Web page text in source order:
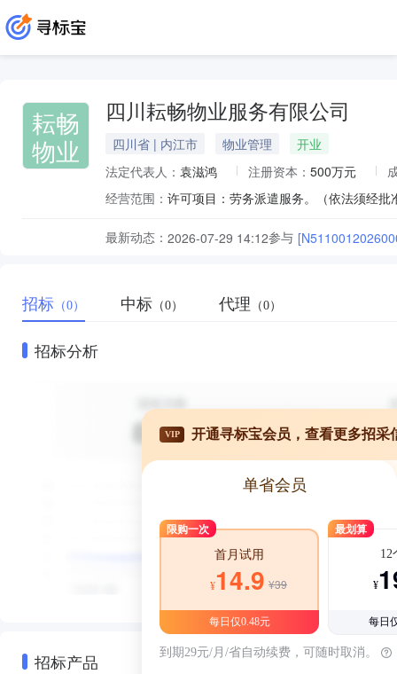
耘畅
物业
四川耘畅物业服务有限公司
四川省 | 内江市 物业管理
开业
法定代表人： 袁滋鸿 注册资本： 500万元
经营范围：
最新动态： 2026-07-29 14:12参与
招标 （0） 中标 （0） 代理 （0）
招标分析
招标产品
VIP 开通寻标宝会员，查看更多招采
单省会员
限购一次
首月试用
¥14.9 ¥39
每日仅0.48元
最划算
12
¥
每日
到期29元/月/省自动续费，可随时取消。